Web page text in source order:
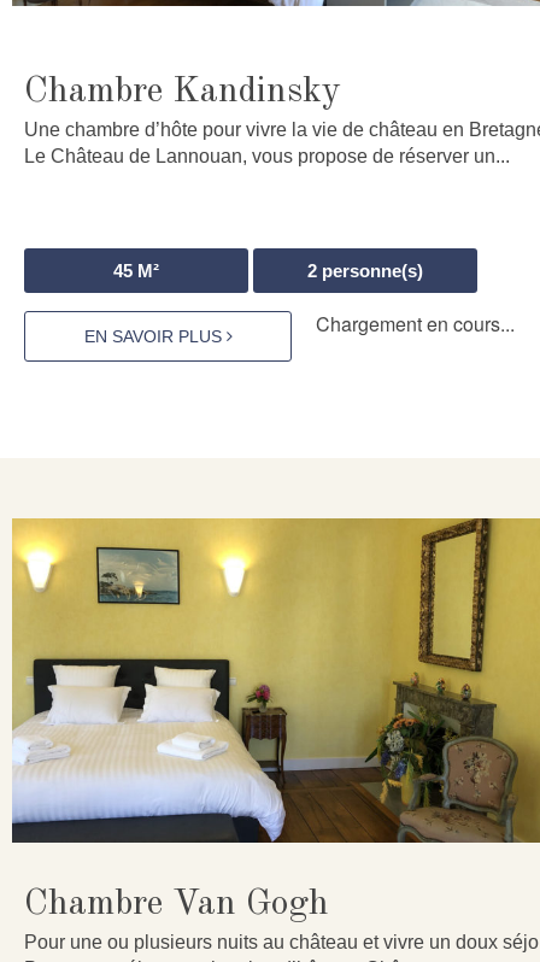
Chambre Kandinsky
Une chambre d’hôte pour vivre la vie de château en
Le Château de Lannouan, vous propose de réserver un...
45 M² 2 personne(s)
EN SAVOIR PLUS Chargement en cours...
Chambre Van Gogh
Pour une ou plusieurs nuits au château et vivre un doux